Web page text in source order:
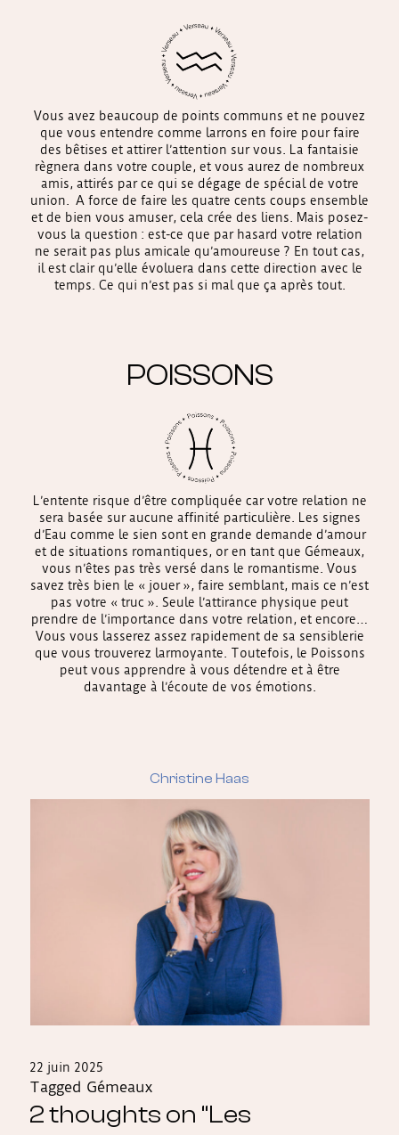
Vous avez beaucoup de points communs et ne pouvez
que vous entendre comme larrons en foire pour faire
des bêtises et attirer l’attention sur vous. La fantaisie
règnera dans votre couple, et vous aurez de nombreux
amis, attirés par ce qui se dégage de spécial de votre
union. A force de faire les quatre cents coups ensemble
et de bien vous amuser, cela crée des liens. Mais posez-
vous la question : est-ce que par hasard votre relation
ne serait pas plus amicale qu’amoureuse ? En tout cas,
il est clair qu’elle évoluera dans cette direction avec le
temps. Ce qui n’est pas si mal que ça après tout.
POISSONS
L’entente risque d’être compliquée car votre relation ne
sera basée sur aucune affinité particulière. Les signes
d’Eau comme le sien sont en grande demande d’amour
et de situations romantiques, or en tant que Gémeaux,
vous n’êtes pas très versé dans le romantisme. Vous
savez très bien le « jouer », faire semblant, mais ce n’est
pas votre « truc ». Seule l’attirance physique peut
prendre de l’importance dans votre relation, et encore…
Vous vous lasserez assez rapidement de sa sensiblerie
que vous trouverez larmoyante. Toutefois, le Poissons
peut vous apprendre à vous détendre et à être
davantage à l’écoute de vos émotions.
Christine Haas
22 juin 2025
Tagged Gémeaux
2 thoughts on “Les